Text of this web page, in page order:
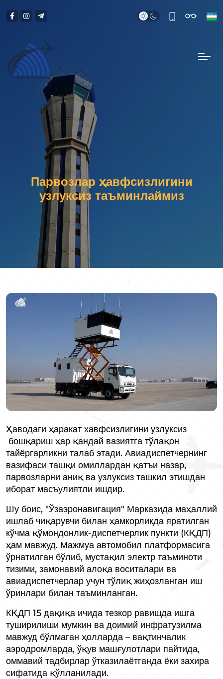
Парвозлар ҳавфсизлигини
узлуксиз таъминлаймиз
Ҳаводаги ҳаракат хавфсизлигини узлуксиз
бошқариш ҳар қандай вазиятга тўлақон
тайёргарликни талаб этади. Авиадиспетчернинг
вазифаси ташқи омиллардан қатъи назар,
парвозларни аниқ ва узлуксиз ташкил этишдан
иборат масъулиятли ишдир.
Шу боис, "Ўзаэронавигация" Марказида маҳаллий
ишлаб чиқарувчи билан ҳамкорликда яратилган
кўчма қўмондонлик-диспетчерлик пункти (КҚДП)
ҳам мавжуд. Мажмуа автомобил платформасига
ўрнатилган бўлиб, мустақил электр таъминоти
тизими, замонавий алоқа воситалари ва
авиадиспетчерлар учун тўлиқ жиҳозланган иш
ўринлари билан таъминланган.
КҚДП 15 дақиқа ичида тезкор равишда ишга
туширилиши мумкин ва доимий инфратузилма
мавжуд бўлмаган ҳолларда – вақтинчалик
аэродромларда, ўқув машғулотлари пайтида,
оммавий тадбирлар ўтказилаётганда ёки захира
сифатида қўлланилади.